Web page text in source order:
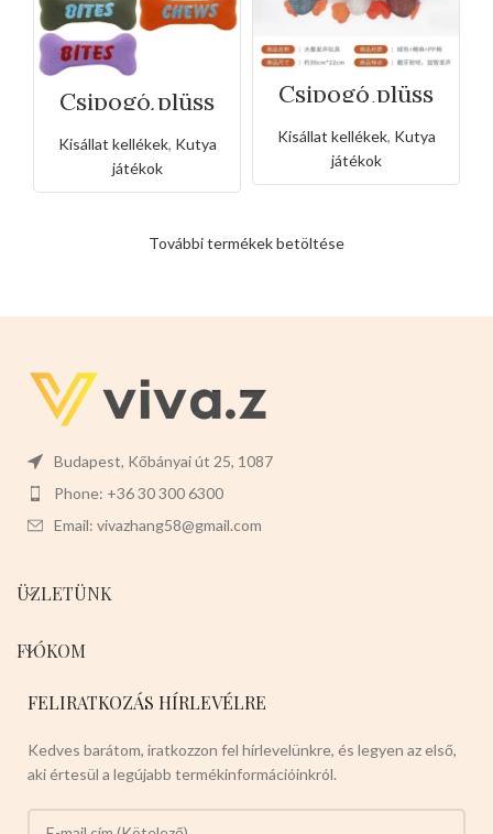
Csipogó plüss
csont játék-
nagy
Kisállat kellékek, Kutya
játékok
Csipogó plüss
libák
Kisállat kellékek, Kutya
játékok
További termékek betöltése
Budapest, Kőbányai út 25, 1087
Phone: +36 30 300 6300
Email: vivazhang58@gmail.com
ÜZLETÜNK
FIÓKOM
FELIRATKOZÁS HÍRLEVÉLRE
Kedves barátom, iratkozzon fel hírlevelünkre, és legyen az első,
aki értesül a legújabb termékinformációinkról.